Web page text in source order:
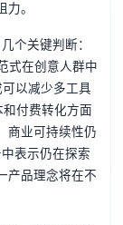
。
个关键判断：
式在创意人群中
以减少多工具
付费转化方面
商业可持续性仍
表示仍在探索
产品理念将在不